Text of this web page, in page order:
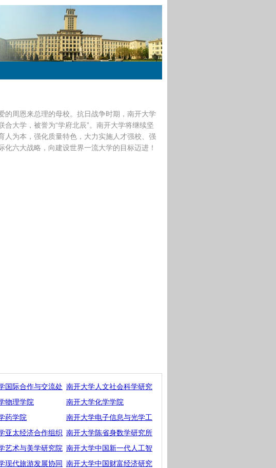
周恩来总理的母校。抗日战争时期，南开大学
大学，被誉为“学府北辰”。南开大学将继续坚
为本，强化质量特色，大力实施人才强校、强
六大战略，向建设世界一流大学的目标迈进！
国际合作与交流处 南开大学人文社会科学研究
物理学院
南开大学化学学院
药学院
南开大学电子信息与光学工
亚太经济合作组织 南开大学陈省身数学研究所
艺术与美学研究院 南开大学中国新一代人工智
现代旅游发展协同 南开大学中国财富经济研究